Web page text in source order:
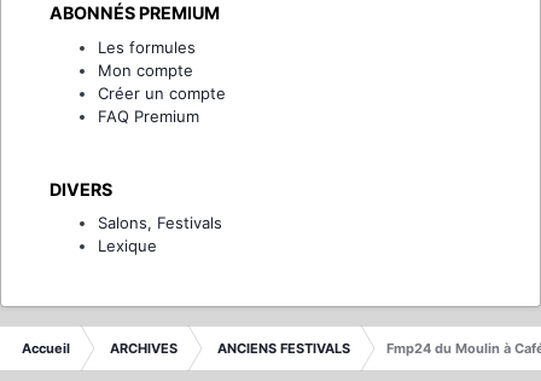
ABONNÉS PREMIUM
Les formules
Mon compte
Créer un compte
FAQ Premium
DIVERS
Salons, Festivals
Lexique
Accueil ARCHIVES ANCIENS FESTIVALS Fmp24 du Moulin à